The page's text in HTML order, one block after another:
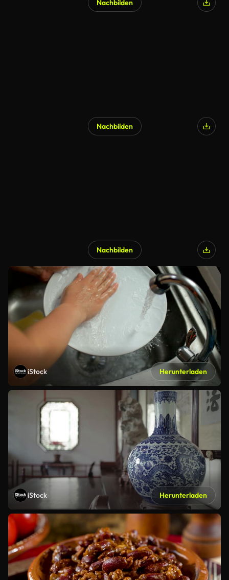
Nachbilden
Nachbilden
Nachbilden
iStock Herunterladen
iStock Herunterladen